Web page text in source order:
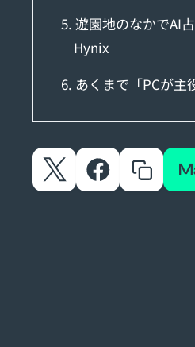
5. 遊園地のなかでAI
Hynix
6. あくまで「PCが主